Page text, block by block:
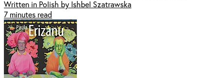
Written in Polish by Ishbel Szatrawska
7 minutes read